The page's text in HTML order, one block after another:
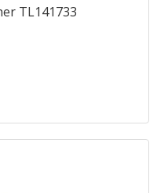
TL141733